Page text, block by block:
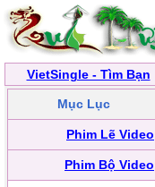
VietSingle - Tìm Bạn
Mục Lục
Phim Lẽ Video
Phim Bộ Video